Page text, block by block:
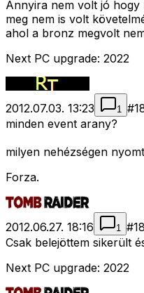
Annyira nem volt jó
meg nem is volt
ahol a bronz megvolt
Next PC upgrade: 2022
2012.07.03. 13:23 1 #
minden event arany?
milyen nehézségen
Forza.
2012.06.27. 18:16 1 #
Csak belejöttem sikerült
Next PC upgrade: 2022